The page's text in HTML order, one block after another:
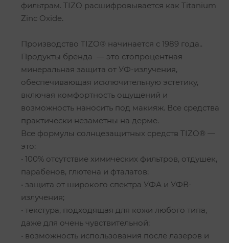
фильтрам. TIZO расшифровывается как Titanium
Zinс Oxide.
Производство TIZO® начинается с 1989 года..
Продукты бренда — это стопроцентная
минеральная защита от УФ-излучения,
обеспечивающая исключительную эстетику,
включая комфортность ощущений и
возможность наносить под макияж. Все средства
практически незаметны на дерме.
Все формулы солнцезащитных средств TIZO® —
это:
• 100% отсутствие химических фильтров, отдушек,
парабенов, глютена и фталатов;
• защита от широкого спектра УФА и УФВ-
излучения;
• текстура, подходящая для кожи любого типа,
даже для очень чувствительной;
• возможность использования после лазеров и